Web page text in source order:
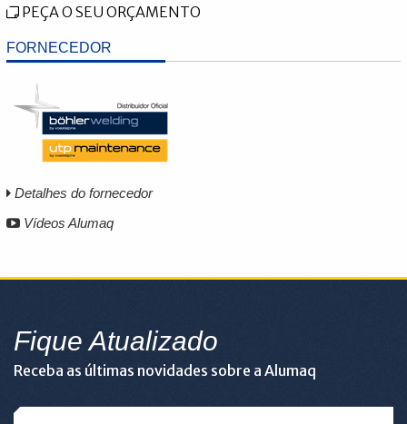
FORNECEDOR
Detalhes do fornecedor
Vídeos Alumaq
PEÇA O SEU ORÇAMENTO
Fique Atualizado
Receba as últimas novidades sobre a Alumaq